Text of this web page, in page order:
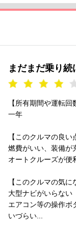
まだまだ乗り続
【所有期間や運転回
一年
【このクルマの良い
燃費がいい、装備が
オートクルーズが便
【このクルマの気に
大型ナビがいらない
エアコン等の操作ボ
いづらい...